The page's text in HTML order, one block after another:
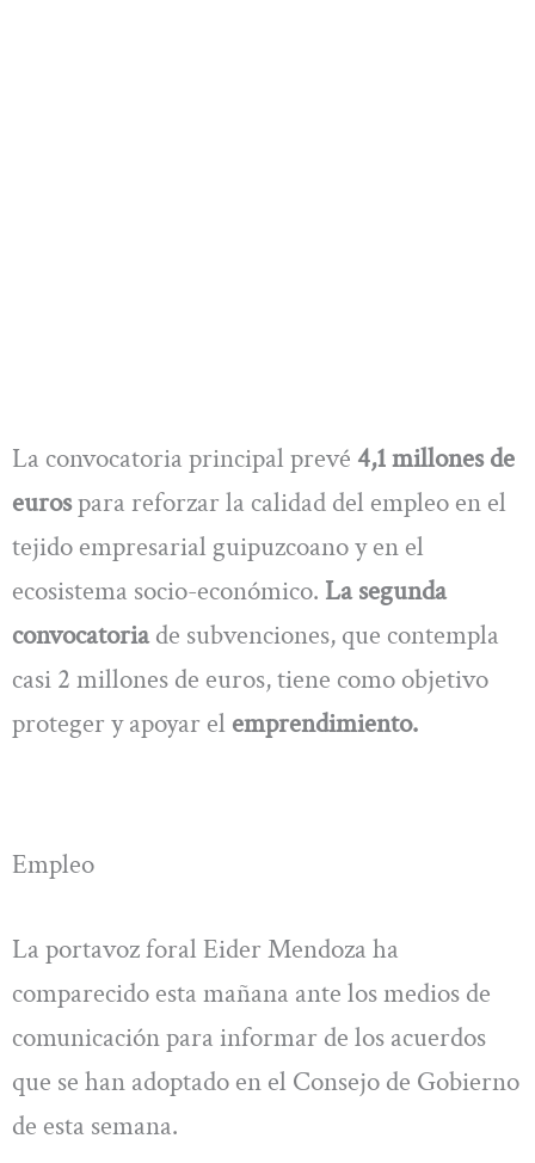
La convocatoria principal prevé 4,1 millones de
eurospara reforzar la calidad del empleo en el
tejido empresarial guipuzcoano y en el
ecosistema socio-económico. La segunda
convocatoriade subvenciones, que contempla
casi 2 millones de euros, tiene como objetivo
proteger y apoyar el emprendimiento.
Empleo
La portavoz foral Eider Mendoza ha
comparecido esta mañana ante los medios de
comunicación para informar de los acuerdos
que se han adoptado en el Consejo de Gobierno
de esta semana.